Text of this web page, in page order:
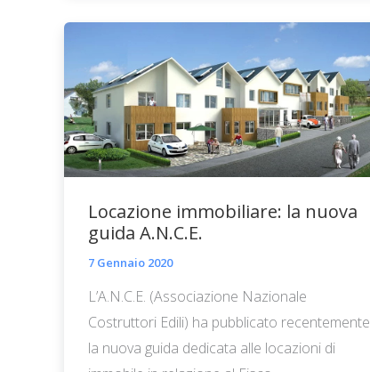
Locazione immobiliare: la nuova
guida A.N.C.E.
7 Gennaio 2020
L’A.N.C.E. (Associazione Nazionale
Costruttori Edili) ha pubblicato recentemente
la nuova guida dedicata alle locazioni di